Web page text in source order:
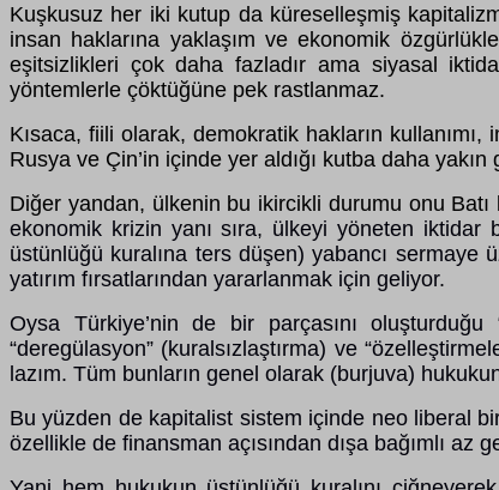
Kuşkusuz her iki kutup da küreselleşmiş
insan haklarına yaklaşım ve ekonomik
eşitsizlikleri çok daha fazladır ama siyasal
yöntemlerle çöktüğüne pek rastlanmaz.
Kısaca, fiili olarak, demokratik hakların
Rusya ve Çin’in içinde yer aldığı kutba daha yakın
Diğer yandan, ülkenin bu ikircikli durumu onu
ekonomik krizin yanı sıra, ülkeyi yöneten iktidar
üstünlüğü kuralına ters düşen) yabancı sermaye
yatırım fırsatlarından yararlanmak için geliyor.
Oysa Türkiye’nin de bir parçasını
“deregülasyon” (kuralsızlaştırma) ve
lazım. Tüm bunların genel olarak (burjuva)
Bu yüzden de kapitalist sistem içinde neo liberal
özellikle de finansman açısından dışa bağımlı az